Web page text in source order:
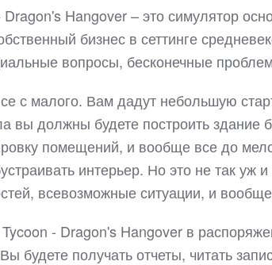
Dragon's Hangover – это симулятор
бизнес в сеттинге
вопросы, бесконечные
с малого. Вам дадут небольшую
вы должны будете построить здание
помещений, и вообще все до
интерьер. Но это не так уж
всевозможные ситуации, и
- Dragon's Hangover в
будете получать отчеты, читать